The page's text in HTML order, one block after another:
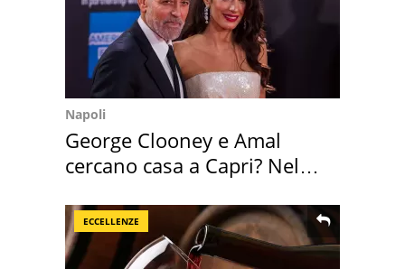
Napoli
George Clooney e Amal
cercano casa a Capri? Nel
ECCELLENZE